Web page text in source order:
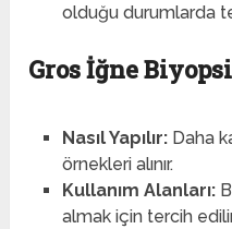
olduğu durumlarda
Gros İğne
Nasıl Yapılır:Daha
örnekleri alınır.
Kullanım Alanları:
almak için tercih